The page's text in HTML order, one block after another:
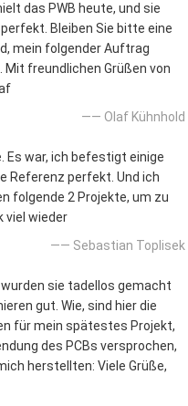
das PWB heute, und sie
Bleiben Sie bitte eine
mein folgender Auftrag
Mit freundlichen Grüßen von
—— Olaf Kühnhold
Es war, ich befestigt einige
Referenz perfekt. Und ich
folgende 2 Projekte, um zu
viel wieder
—— Sebastian Toplisek
wurden sie tadellos gemacht
gut. Wie, sind hier die
für mein spätestes Projekt,
des PCBs versprochen,
herstellten: Viele Grüße,